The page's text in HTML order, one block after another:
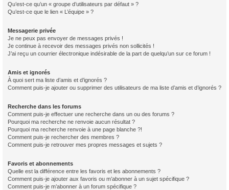
Qu’est-ce qu’un « groupe d’utilisateurs par défaut » ?
Qu’est-ce que le lien « L’équipe » ?
Messagerie privée
Je ne peux pas envoyer de messages privés !
Je continue à recevoir des messages privés non sollicités !
J’ai reçu un courrier électronique indésirable de la part de quelqu’un sur ce forum !
Amis et ignorés
À quoi sert ma liste d’amis et d’ignorés ?
Comment puis-je ajouter ou supprimer des utilisateurs de ma liste d’amis et d’ignorés ?
Recherche dans les forums
Comment puis-je effectuer une recherche dans un ou des forums ?
Pourquoi ma recherche ne renvoie aucun résultat ?
Pourquoi ma recherche renvoie à une page blanche ?!
Comment puis-je rechercher des membres ?
Comment puis-je retrouver mes propres messages et sujets ?
Favoris et abonnements
Quelle est la différence entre les favoris et les abonnements ?
Comment puis-je ajouter aux favoris ou m’abonner à un sujet spécifique ?
Comment puis-je m’abonner à un forum spécifique ?